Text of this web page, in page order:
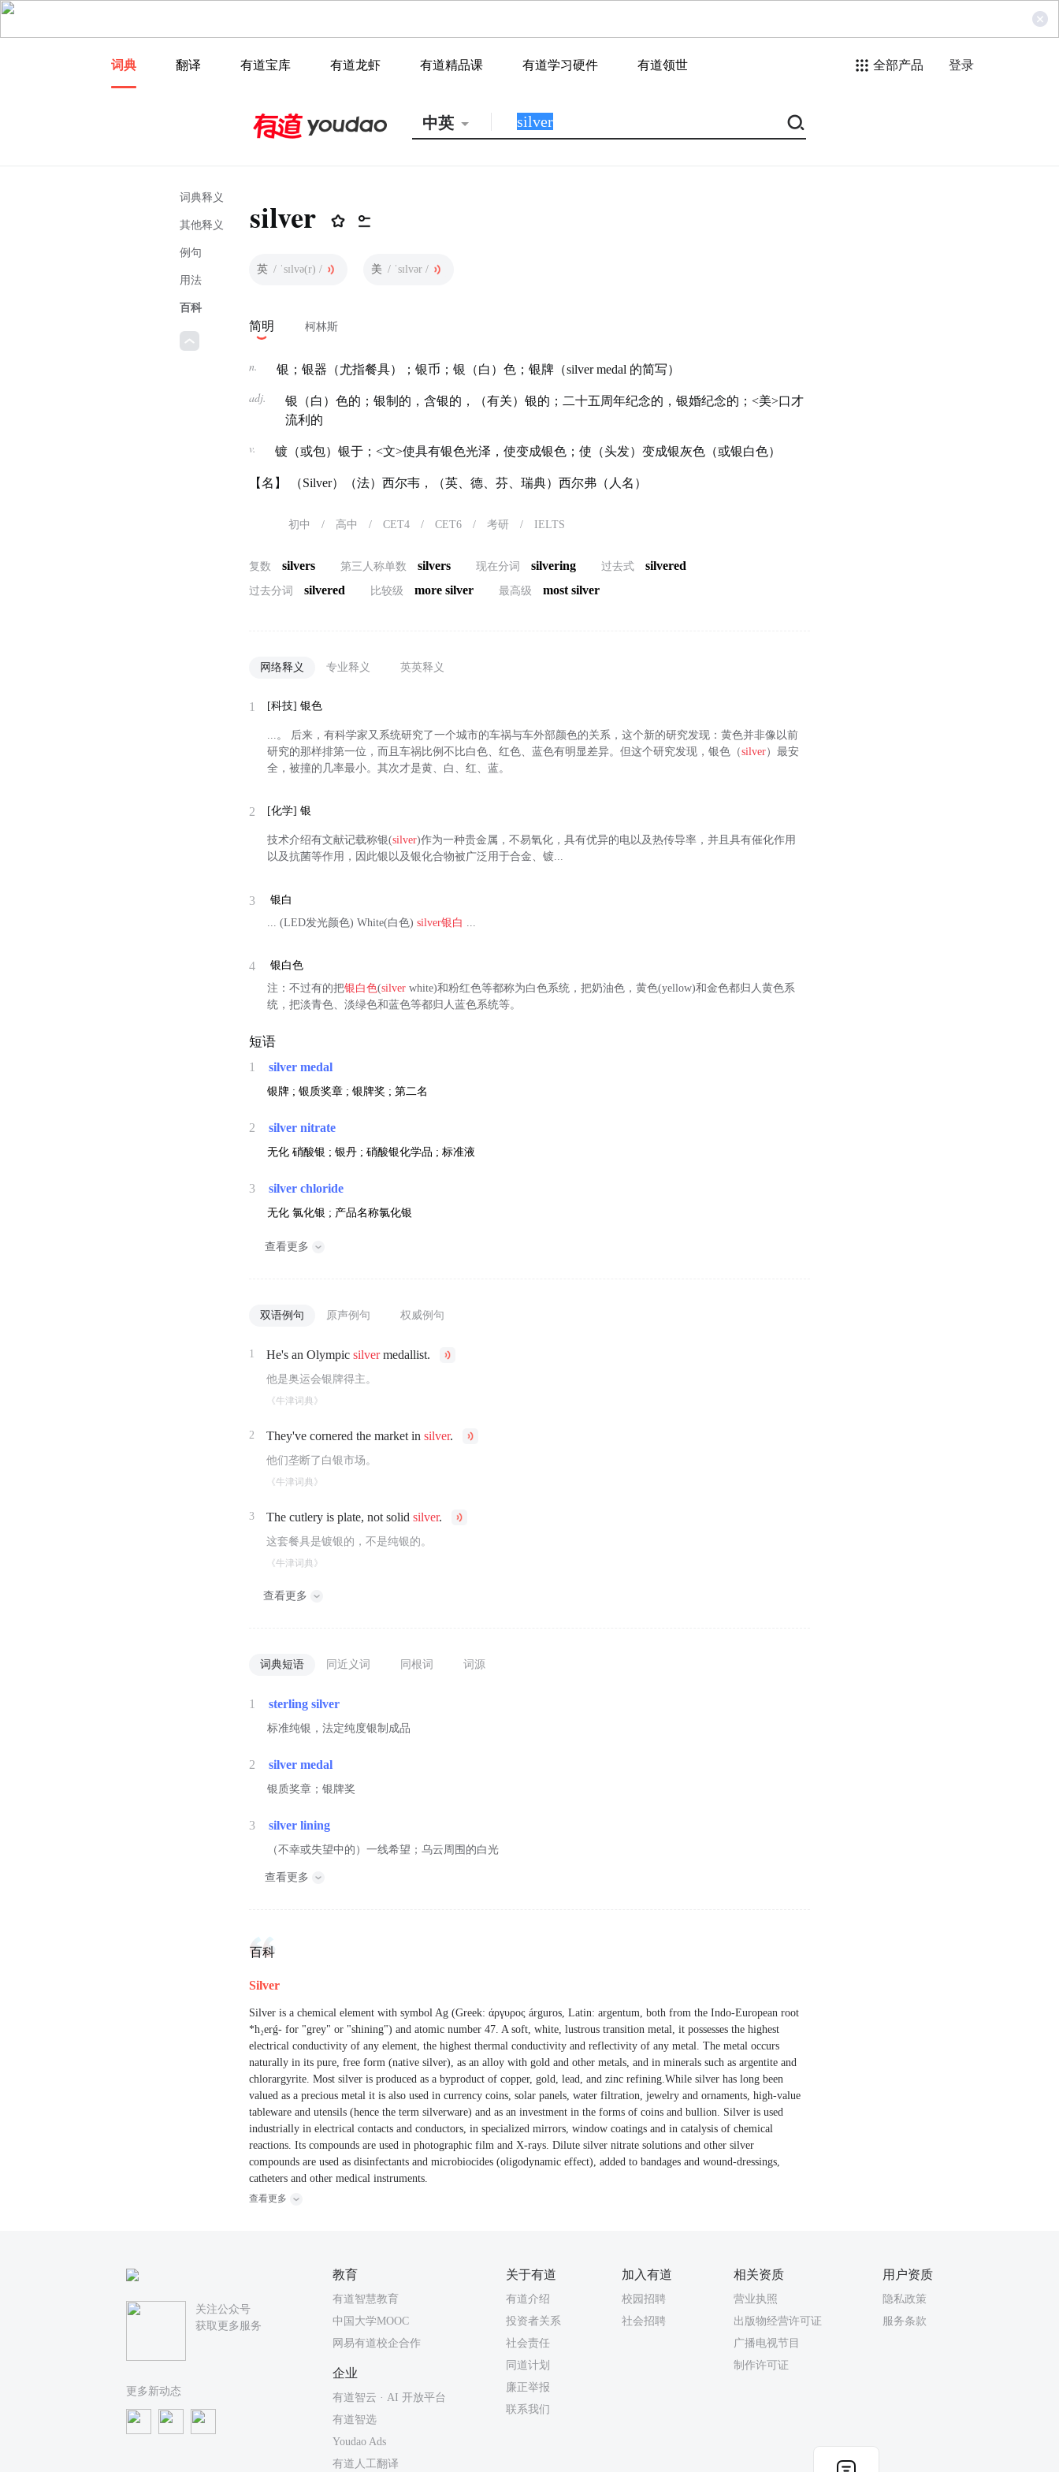
词典 翻译 有道宝库 有道龙虾 有道精品课 有道学习硬件 有道领世 全部产品 登录
中英
词典释义
其他释义
例句
用法
百科
silver
英 / ˈsɪlvə(r) / 美 / ˈsɪlvər /
简明 柯林斯
n. 银；银器（尤指餐具）；银币；银（白）色；银牌（silver medal 的简写）
adj.
银（白）色的；银制的，含银的，（有关）银的；二十五周年纪念的，银婚纪念的；<美>口才
流利的
v. 镀（或包）银于；<文>使具有银色光泽，使变成银色；使（头发）变成银灰色（或银白色）
【名】 （Silver）（法）西尔韦，（英、德、芬、瑞典）西尔弗（人名）
初中 / 高中 / CET4 / CET6 / 考研 / IELTS
复数 silvers 第三人称单数 silvers 现在分词 silvering 过去式 silvered
过去分词 silvered 比较级 more silver 最高级 most silver
网络释义 专业释义 英英释义
1 [科技] 银色
...。 后来，有科学家又系统研究了一个城市的车祸与车外部颜色的关系，这个新的研究发现：黄色并非像以前
研究的那样排第一位，而且车祸比例不比白色、红色、蓝色有明显差异。但这个研究发现，银色（silver）最安
全，被撞的几率最小。其次才是黄、白、红、蓝。
2 [化学] 银
技术介绍有文献记载称银(silver)作为一种贵金属，不易氧化，具有优异的电以及热传导率，并且具有催化作用
以及抗菌等作用，因此银以及银化合物被广泛用于合金、镀...
3
银白
... (LED发光颜色) White(白色)silver银白
4
银白色
注：不过有的把银白色(silver white)和粉红色等都称为白色系统，把奶油色，黄色(yellow)和金色都归人黄色系
统，把淡青色、淡绿色和蓝色等都归人蓝色系统等。
短语
1 silver medal
银牌 ; 银质奖章 ; 银牌奖 ; 第二名
2 silver nitrate
无化硝酸银 ; 银丹 ; 硝酸银化学品 ; 标准液
3 silver chloride
无化氯化银 ; 产品名称氯化银
查看更多
双语例句 原声例句 权威例句
1 He's an Olympicsilvermedallist.
他是奥运会银牌得主。
《牛津词典》
2 They've cornered the market insilver.
他们垄断了白银市场。
《牛津词典》
3 The cutlery is plate, not solidsilver.
这套餐具是镀银的，不是纯银的。
《牛津词典》
查看更多
词典短语 同近义词 同根词 词源
1 sterling silver
标准纯银，法定纯度银制成品
2 silver medal
银质奖章；银牌奖
3 silver lining
（不幸或失望中的）一线希望；乌云周围的白光
查看更多
百科
Silver
Silver is a chemical element with symbol Ag (Greek: άργυρος árguros, Latin: argentum, both from the Indo-European root
*h₂erǵ- for "grey" or "shining") and atomic number 47. A soft, white, lustrous transition metal, it possesses the highest
electrical conductivity of any element, the highest thermal conductivity and reflectivity of any metal. The metal occurs
naturally in its pure, free form (native silver), as an alloy with gold and other metals, and in minerals such as argentite and
chlorargyrite. Most silver is produced as a byproduct of copper, gold, lead, and zinc refining.While silver has long been
valued as a precious metal it is also used in currency coins, solar panels, water filtration, jewelry and ornaments, high-value
tableware and utensils (hence the term silverware) and as an investment in the forms of coins and bullion. Silver is used
industrially in electrical contacts and conductors, in specialized mirrors, window coatings and in catalysis of chemical
reactions. Its compounds are used in photographic film and X-rays. Dilute silver nitrate solutions and other silver
compounds are used as disinfectants and microbiocides (oligodynamic effect), added to bandages and wound-dressings,
catheters and other medical instruments.
查看更多
关注公众号
获取更多服务
更多新动态
教育
有道智慧教育
中国大学MOOC
网易有道校企合作
关于有道
有道介绍
投资者关系
社会责任
同道计划
廉正举报
联系我们
加入有道
校园招聘
社会招聘
相关资质
营业执照
出版物经营许可证
广播电视节目
制作许可证
用户资质
隐私政策
服务条款
企业
有道智云 · AI 开放平台
有道智选
Youdao Ads
有道人工翻译